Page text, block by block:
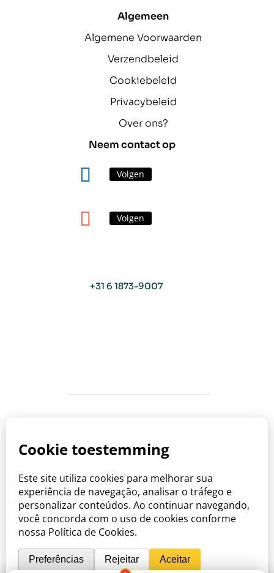
Algemeen
Algemene Voorwaarden
Verzendbeleid
Cookiebeleid
Privacybeleid
Over ons?
Neem contact op
Volgen
Volgen
+31 6 1873-9007
Copyright © Viva o Sabor 2026
van Brazilië.